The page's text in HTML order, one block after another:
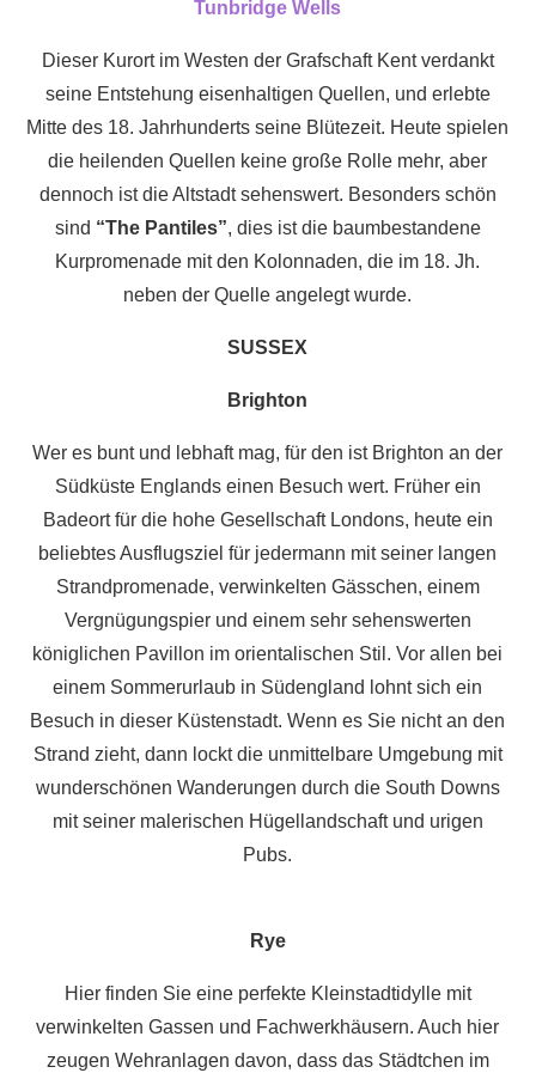
Tunbridge Wells
Dieser Kurort im Westen der Grafschaft Kent verdankt
seine Entstehung eisenhaltigen Quellen, und erlebte
Mitte des 18. Jahrhunderts seine Blütezeit. Heute spielen
die heilenden Quellen keine große Rolle mehr, aber
dennoch ist die Altstadt sehenswert. Besonders schön
sind “The Pantiles”, dies ist die baumbestandene
Kurpromenade mit den Kolonnaden, die im 18. Jh.
neben der Quelle angelegt wurde.
SUSSEX
Brighton
Wer es bunt und lebhaft mag, für den ist Brighton an der
Südküste Englands einen Besuch wert. Früher ein
Badeort für die hohe Gesellschaft Londons, heute ein
beliebtes Ausflugsziel für jedermann mit seiner langen
Strandpromenade, verwinkelten Gässchen, einem
Vergnügungspier und einem sehr sehenswerten
königlichen Pavillon im orientalischen Stil. Vor allen bei
einem Sommerurlaub in Südengland lohnt sich ein
Besuch in dieser Küstenstadt. Wenn es Sie nicht an den
Strand zieht, dann lockt die unmittelbare Umgebung mit
wunderschönen Wanderungen durch die South Downs
mit seiner malerischen Hügellandschaft und urigen
Pubs.
Rye
Hier finden Sie eine perfekte Kleinstadtidylle mit
verwinkelten Gassen und Fachwerkhäusern. Auch hier
zeugen Wehranlagen davon, dass das Städtchen im